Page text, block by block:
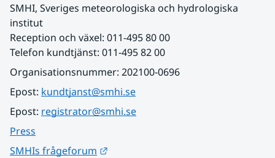
SMHI, Sveriges meteorologiska och hydrologiska
institut
Reception och växel: 011-495 80 00
Telefon kundtjänst: 011-495 82 00
Organisationsnummer: 202100-0696
Epost: kundtjanst@smhi.se
Epost: registrator@smhi.se
Press
SMHIs frågeforum